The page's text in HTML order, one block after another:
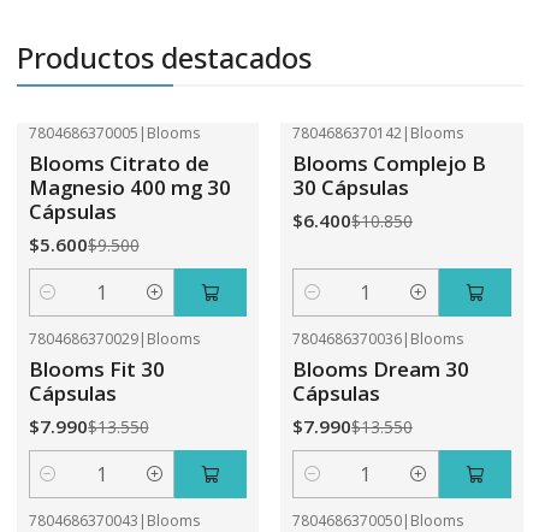
Productos destacados
7804686370005 | Blooms
Blooms Citrato de
Magnesio 400 mg 30
Cápsulas
$5.600$9.500
Cantidad
7804686370142| Blooms
Blooms Complejo B
30 Cápsulas
$6.400$10.850
Cantidad
7804686370029| Blooms
Blooms Fit 30
Cápsulas
$7.990$13.550
Cantidad
7804686370036| Blooms
Blooms Dream 30
Cápsulas
$7.990$13.550
Cantidad
7804686370043 | Blooms 7804686370050| Blooms